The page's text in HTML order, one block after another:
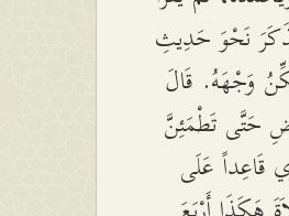
نَحْوَ حَدِيثِ
وَجْهَهُ. قَالَ
حَتَّى تَطْمَئِنَّ
قَاعِداً عَلَى